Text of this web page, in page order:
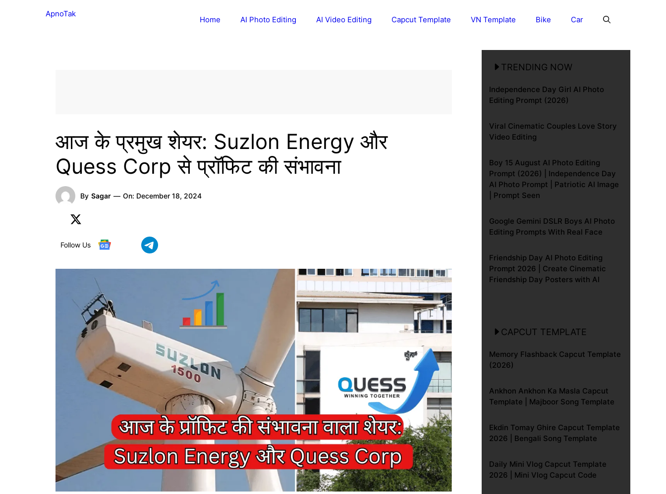
ApnoTak
Home AI Photo Editing AI Video Editing Capcut Template VN Template Bike Car
आज के प्रमुख शेयर: Suzlon Energy और
Quess Corp से प्रॉफिट की संभावना
By Sagar — On: December 18, 2024
Follow Us
TRENDING NOW
Independence Day Girl AI Photo
Editing Prompt (2026)
Viral Cinematic Couples Love Story
Video Editing
Boy 15 August AI Photo Editing
Prompt (2026) | Independence Day
AI Photo Prompt | Patriotic AI Image
| Prompt Seen
Google Gemini DSLR Boys AI Photo
Editing Prompts With Real Face
Friendship Day AI Photo Editing
Prompt 2026 | Create Cinematic
Friendship Day Posters with AI
CAPCUT TEMPLATE
Memory Flashback Capcut Template
(2026)
Ankhon Ankhon Ka Masla Capcut
Template | Majboor Song Template
Ekdin Tomay Ghire Capcut Template
2026 | Bengali Song Template
Daily Mini Vlog Capcut Template
2026 | Mini Vlog Capcut Code